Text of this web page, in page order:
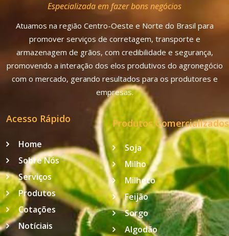
Especializada em fazer bons negócios
Atuamos na região Centro-Oeste e Norte do Brasil para
promover serviços de corretagem, transporte e
armazenagem de grãos, com credibilidade e segurança,
promovendo a interação dos elos produtivos do agronegócio
com o mercado, gerando resultados para os produtores e
empresas.
Acesso Rápido
Home
Sobre Nós
Serviços
Produtos
Cotações
Notíciais
Produtos Comercializados
Soja
Milho
Milheto
Feijão
Sorgo
Algodão